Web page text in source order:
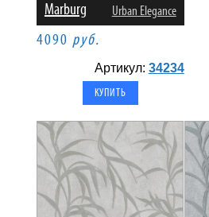
Marburg Urban Elegance
4090 руб.
Артикул: 34234